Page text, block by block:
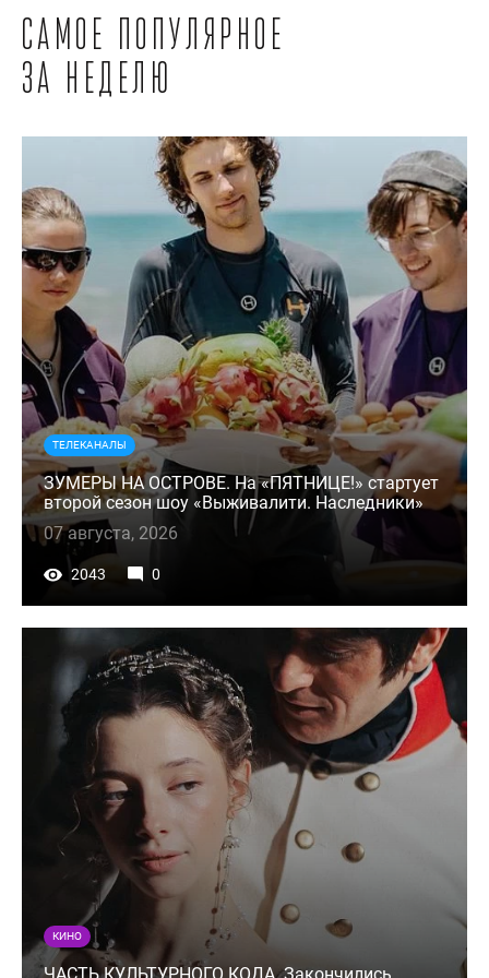
Самое популярное
за неделю
ТЕЛЕКАНАЛЫ
ЗУМЕРЫ НА ОСТРОВЕ. На «ПЯТНИЦЕ!» стартует
второй сезон шоу «Выживалити. Наследники»
07 августа, 2026
2043 0
КИНО